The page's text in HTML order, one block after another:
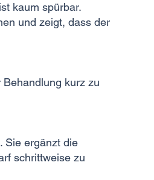
kaum spürbar.
und zeigt, dass der
kurz zu
Sie ergänzt die
schrittweise zu